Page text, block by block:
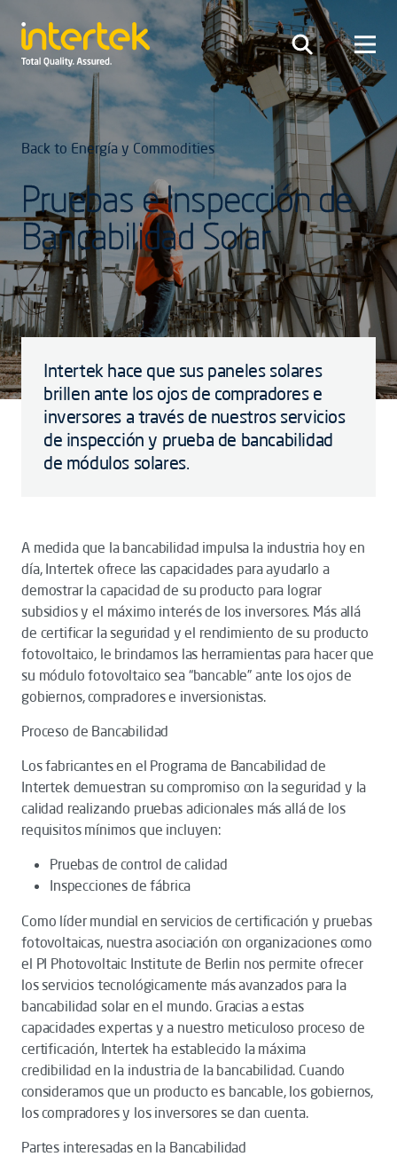
Back to Energía y Commodities
Pruebas e Inspección de
Bancabilidad Solar
Intertek hace que sus paneles solares
brillen ante los ojos de compradores e
inversores a través de nuestros servicios
de inspección y prueba de bancabilidad
de módulos solares.
A medida que la bancabilidad impulsa la industria hoy en
día, Intertek ofrece las capacidades para ayudarlo a
demostrar la capacidad de su producto para lograr
subsidios y el máximo interés de los inversores. Más allá
de certificar la seguridad y el rendimiento de su producto
fotovoltaico, le brindamos las herramientas para hacer que
su módulo fotovoltaico sea “bancable” ante los ojos de
gobiernos, compradores e inversionistas.
Proceso de Bancabilidad
Los fabricantes en el Programa de Bancabilidad de
Intertek demuestran su compromiso con la seguridad y la
calidad realizando pruebas adicionales más allá de los
requisitos mínimos que incluyen:
Pruebas de control de calidad
Inspecciones de fábrica
Como líder mundial en servicios de certificación y pruebas
fotovoltaicas, nuestra asociación con organizaciones como
el PI Photovoltaic Institute de Berlin nos permite ofrecer
los servicios tecnológicamente más avanzados para la
bancabilidad solar en el mundo. Gracias a estas
capacidades expertas y a nuestro meticuloso proceso de
certificación, Intertek ha establecido la máxima
credibilidad en la industria de la bancabilidad. Cuando
consideramos que un producto es bancable, los gobiernos,
los compradores y los inversores se dan cuenta.
Partes interesadas en la Bancabilidad